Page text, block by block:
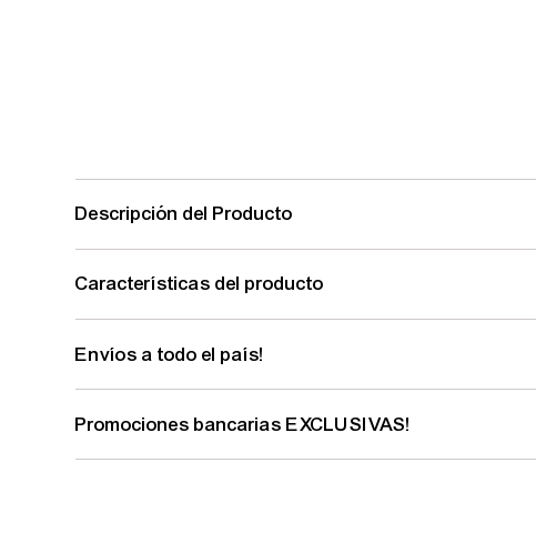
Descripción del Producto
Características del producto
Envíos a todo el país!
Promociones bancarias EXCLUSIVAS!